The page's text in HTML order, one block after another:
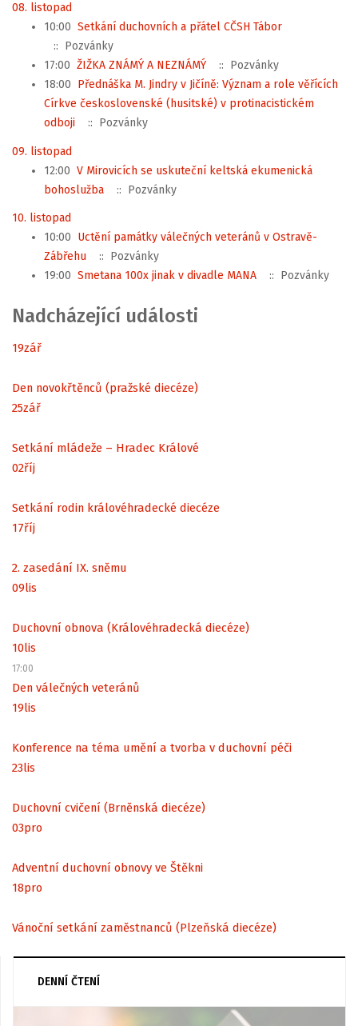
08. listopad
10:00 Setkání duchovních a přátel CČSH Tábor
:: Pozvánky
17:00 ŽIŽKA ZNÁMÝ A NEZNÁMÝ
:: Pozvánky
18:00 Přednáška M. Jindry v Jičíně: Význam a role věřících
Církve československé (husitské) v protinacistickém
odboji
:: Pozvánky
09. listopad
12:00 V Mirovicích se uskuteční keltská ekumenická
bohoslužba
:: Pozvánky
10. listopad
10:00 Uctění památky válečných veteránů v Ostravě-
Zábřehu
:: Pozvánky
19:00 Smetana 100x jinak v divadle MANA :: Pozvánky
Nadcházející události
19zář
Den novokřtěnců (pražské diecéze)
25zář
Setkání mládeže – Hradec Králové
02říj
Setkání rodin královéhradecké diecéze
17říj
2. zasedání IX. sněmu
09lis
Duchovní obnova (Královéhradecká diecéze)
10lis
17:00
Den válečných veteránů
19lis
Konference na téma umění a tvorba v duchovní péči
23lis
Duchovní cvičení (Brněnská diecéze)
03pro
Adventní duchovní obnovy ve Štěkni
18pro
Vánoční setkání zaměstnanců (Plzeňská diecéze)
DENNÍ ČTENÍ